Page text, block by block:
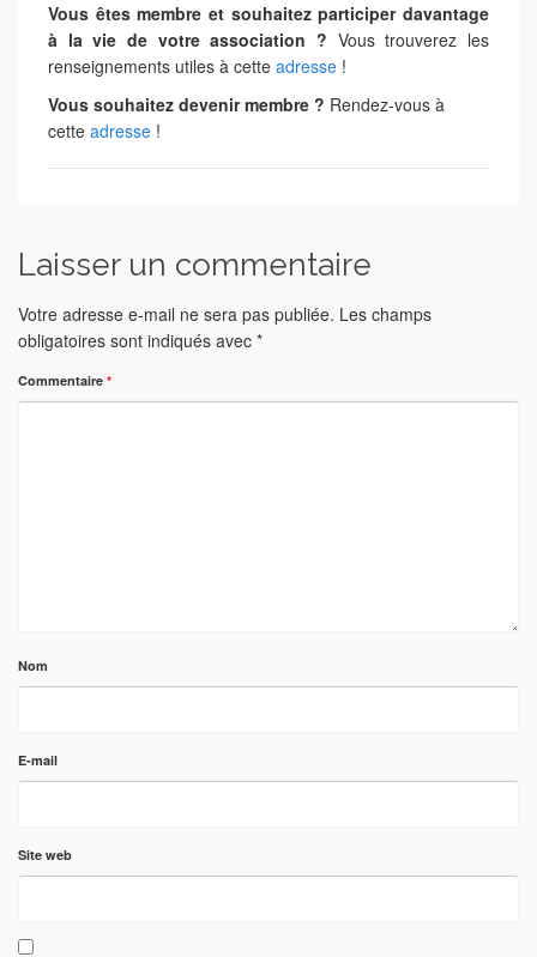
Vous êtes membre et souhaitez participer davantage
à la vie de votre association ? Vous trouverez les
renseignements utiles à cette adresse !
Vous souhaitez devenir membre ? Rendez-vous à
cette adresse !
Laisser un commentaire
Votre adresse e-mail ne sera pas publiée. Les champs
obligatoires sont indiqués avec *
Commentaire *
Nom
E-mail
Site web